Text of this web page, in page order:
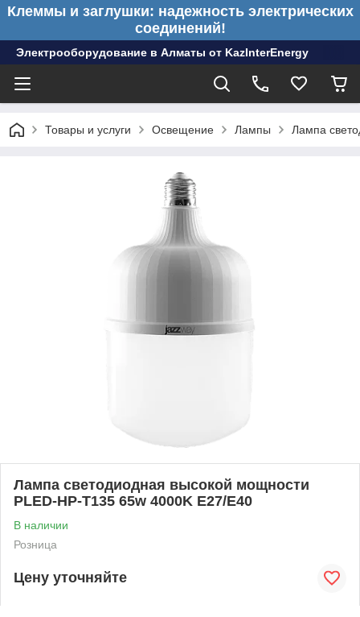
Клеммы и заглушки: надежность электрических
соединений!
Электрооборудование в Алматы от KazInterEnergy
Товары и услуги Освещение Лампы Лампа
Лампа светодиодная высокой мощности
PLED-HP-T135 65w 4000K E27/E40
В наличии
Розница
Цену уточняйте